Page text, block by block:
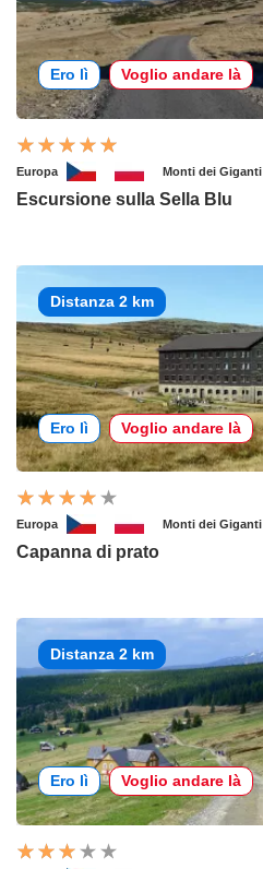
Ero lì Voglio andare là
Europa Monti dei Giganti
Escursione sulla Sella Blu
Distanza 2 km
Ero lì Voglio andare là
Europa Monti dei Giganti
Capanna di prato
Distanza 2 km
Ero lì Voglio andare là